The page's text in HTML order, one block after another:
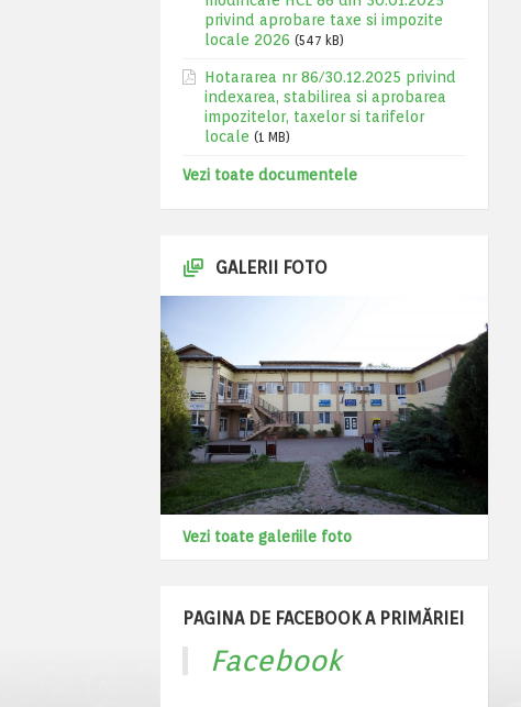
privind aprobare taxe si impozite
locale 2026 (547 kB)
Hotararea nr 86/30.12.2025 privind
indexarea, stabilirea si aprobarea
impozitelor, taxelor si tarifelor
locale (1 MB)
Vezi toate documentele
GALERII FOTO
Vezi toate galeriile foto
PAGINA DE FACEBOOK A PRIMĂRIEI
Facebook